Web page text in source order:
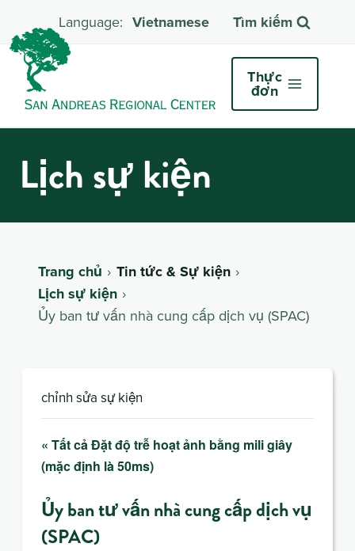
Vietnamese Tìm kiếm
Thực
đơn
Lịch sự kiện
Trang chủ
Tin tức & Sự kiện
Lịch sự kiện
Ủy ban tư vấn nhà cung cấp dịch vụ (SPAC)
chỉnh sửa sự kiện
« Tất cả Đặt độ trễ hoạt ảnh bằng mili giây
(mặc định là 50ms)
Ủy ban tư vấn nhà cung cấp dịch vụ
(SPAC)